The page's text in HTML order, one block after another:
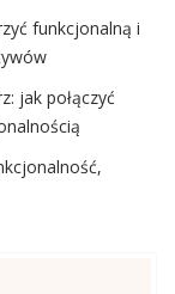
funkcjonalną i
jak połączyć